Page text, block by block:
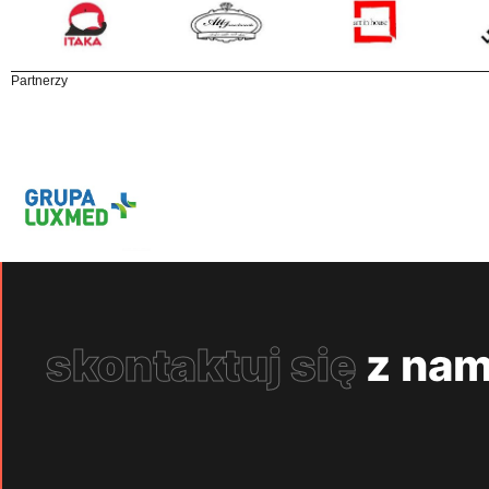
Partnerzy
skontaktuj się z